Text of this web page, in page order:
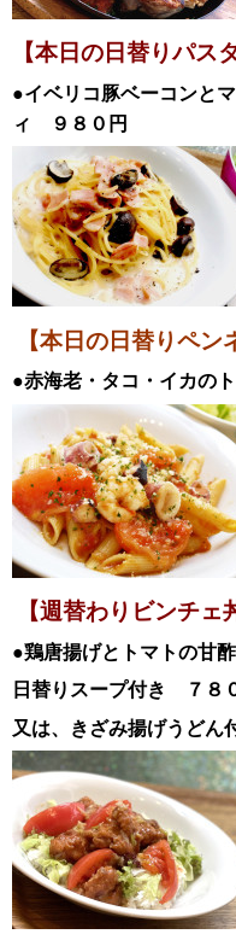
【本日の日替りパス
●イベリコ豚ベーコンと
ィ
９８０円
【本日の日替りペ
●赤海老・タコ・イカの
【週替わりビンチェ
●鶏唐揚げとトマトの甘
日替りスープ付き ７８
又は、きざみ揚げうど